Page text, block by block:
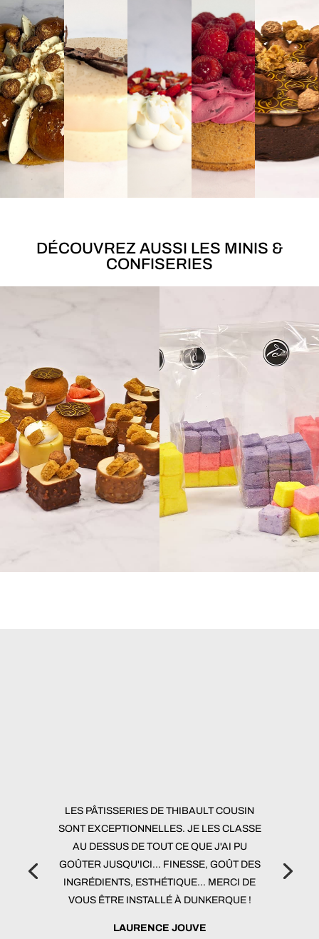
DÉCOUVREZ AUSSI LES MINIS &
CONFISERIES
LES PÂTISSERIES DE THIBAULT COUSIN
SONT EXCEPTIONNELLES. JE LES CLASSE
AU DESSUS DE TOUT CE QUE J'AI PU
GOÛTER JUSQU'ICI... FINESSE, GOÛT DES
INGRÉDIENTS, ESTHÉTIQUE... MERCI DE
VOUS ÊTRE INSTALLÉ À DUNKERQUE !
LAURENCE JOUVE